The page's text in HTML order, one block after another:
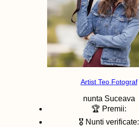
Artist Teo Fotograf
nunta Suceava
🏆 Premii:
🎖️ Nunti verificate: